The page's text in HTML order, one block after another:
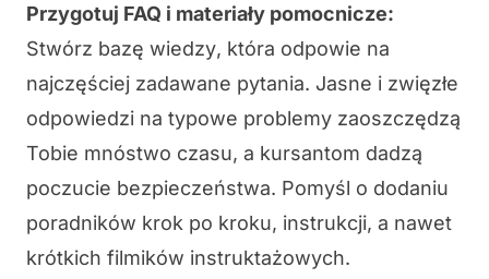
Przygotuj FAQ i materiały pomocnicze:
Stwórz bazę wiedzy, która odpowie na
najczęściej zadawane pytania. Jasne i zwięzłe
odpowiedzi na typowe problemy zaoszczędzą
Tobie mnóstwo czasu, a kursantom dadzą
poczucie bezpieczeństwa. Pomyśl o dodaniu
poradników krok po kroku, instrukcji, a nawet
krótkich filmików instruktażowych.